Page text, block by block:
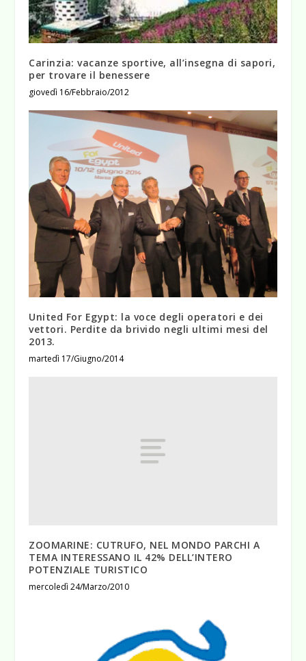
Carinzia: vacanze sportive, all’insegna di sapori,
per trovare il benessere
giovedì 16/Febbraio/2012
United For Egypt: la voce degli operatori e dei
vettori. Perdite da brivido negli ultimi mesi del
2013.
martedì 17/Giugno/2014
ZOOMARINE: CUTRUFO, NEL MONDO PARCHI A
TEMA INTERESSANO IL 42% DELL’INTERO
POTENZIALE TURISTICO
mercoledì 24/Marzo/2010